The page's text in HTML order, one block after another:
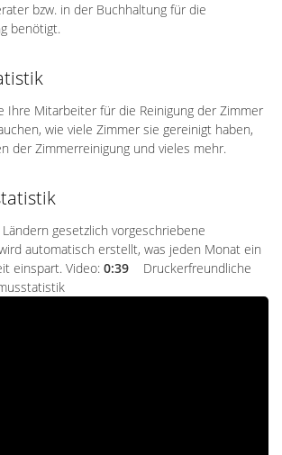
bzw. in der Buchhaltung für die
benötigt.
Ihre Mitarbeiter für die Reinigung der Zimmer
wie viele Zimmer sie gereinigt haben,
der Zimmerreinigung und vieles mehr.
gesetzlich vorgeschriebene
automatisch erstellt, was jeden Monat ein
einspart. Video: 0:39 Druckerfreundliche